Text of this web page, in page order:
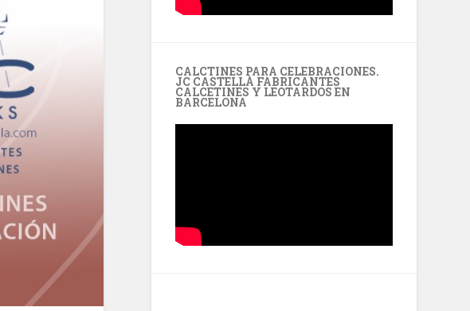
CALCTINES PARA CELEBRACIONES.
JC CASTELLÀ FABRICANTES
CALCETINES Y LEOTARDOS EN
BARCELONA